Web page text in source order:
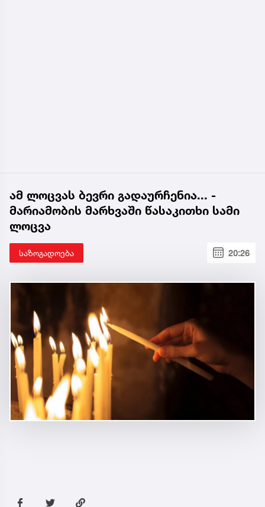
ამ ლოცვას ბევრი გადაურჩენია... -
მარიამობის მარხვაში წასაკითხი სამი
ლოცვა
საზოგადოება 20:26